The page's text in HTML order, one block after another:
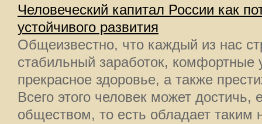
Человеческий капитал России как
устойчивого развития
Общеизвестно, что каждый из нас
стабильный заработок, комфортные
прекрасное здоровье, а также
Всего этого человек может достичь,
обществом, то есть обладает таким